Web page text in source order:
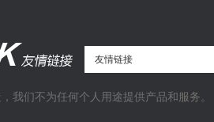
我们不为任何个人用途提供产品和服务。